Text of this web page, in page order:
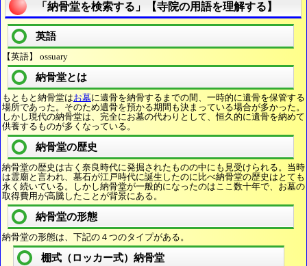
「納骨堂を検索する」【寺院の用語を理解する】
英語
【英語】 ossuary
納骨堂とは
もともと納骨堂はお墓に遺骨を納骨するまでの間、一時的に遺骨を保管する
場所であった。そのため遺骨を預かる期間も決まっている場合が多かった。
しかし現代の納骨堂は、完全にお墓の代わりとして、恒久的に遺骨を納めて
供養するものが多くなっている。
納骨堂の歴史
納骨堂の歴史は古く奈良時代に発掘されたものの中にも見受けられる。当時
は霊廟と言われ、墓石が江戸時代に誕生したのに比べ納骨堂の歴史はとても
永く続いている。しかし納骨堂が一般的になったのはここ数十年で、お墓の
取得費用が高騰したことが背景にある。
納骨堂の形態
納骨堂の形態は、下記の４つのタイプがある。
棚式（ロッカー式）納骨堂